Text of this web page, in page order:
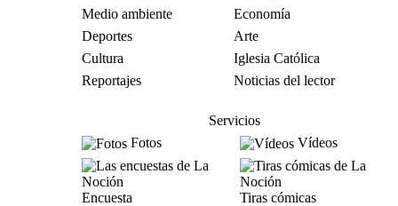
Medio ambiente
Economía
Deportes
Arte
Cultura
Iglesia Católica
Reportajes
Noticias del lector
Servicios
Fotos
Vídeos
Encuesta Tiras cómicas